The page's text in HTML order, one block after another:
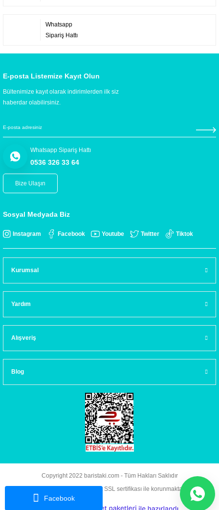
Facebook
Whatsapp
Sipariş Hattı
E-posta Listemize Kayıt Olun
Bültenimize kayıt olarak indirimlerden ilk siz
haberdar olabilirsiniz.
Whatsapp Sipariş Hattı
0536 326 33 64
Bize Ulaşın
Sosyal Medyada Biz
Instagram Facebook Youtube Twitter Tiktok
Kurumsal
Yardım
Alışveriş
Blog
Copyright 2022 baristaki.com - Tüm Hakları Saklıdır
Kredi kartı bilgileriniz 256bit SSL sertifikası ile korunmaktadır.
e- ile